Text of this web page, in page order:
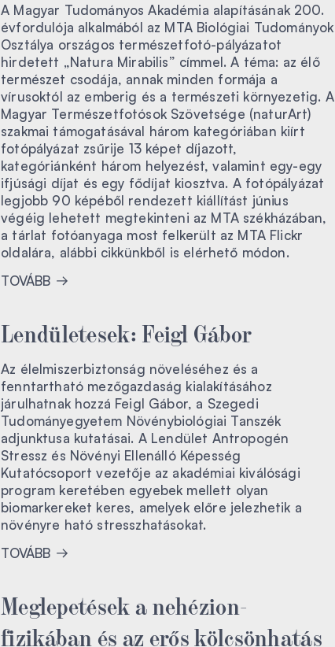
A Magyar Tudományos Akadémia alapításának 200.
évfordulója alkalmából az MTA Biológiai Tudományok
Osztálya országos természetfotó-pályázatot
hirdetett „Natura Mirabilis” címmel. A téma: az élő
természet csodája, annak minden formája a
vírusoktól az emberig és a természeti környezetig. A
Magyar Természetfotósok Szövetsége (naturArt)
szakmai támogatásával három kategóriában kiírt
fotópályázat zsűrije 13 képet díjazott,
kategóriánként három helyezést, valamint egy-egy
ifjúsági díjat és egy fődíjat kiosztva. A fotópályázat
legjobb 90 képéből rendezett kiállítást június
végéig lehetett megtekinteni az MTA székházában,
a tárlat fotóanyaga most felkerült az MTA Flickr
oldalára, alábbi cikkünkből is elérhető módon.
TOVÁBB
Lendületesek: Feigl Gábor
Az élelmiszerbiztonság növeléséhez és a
fenntartható mezőgazdaság kialakításához
járulhatnak hozzá Feigl Gábor, a Szegedi
Tudományegyetem Növénybiológiai Tanszék
adjunktusa kutatásai. A Lendület Antropogén
Stressz és Növényi Ellenálló Képesség
Kutatócsoport vezetője az akadémiai kiválósági
program keretében egyebek mellett olyan
biomarkereket keres, amelyek előre jelezhetik a
növényre ható stresszhatásokat.
TOVÁBB
Meglepetések a nehézion-
fizikában és az erős kölcsönhatás